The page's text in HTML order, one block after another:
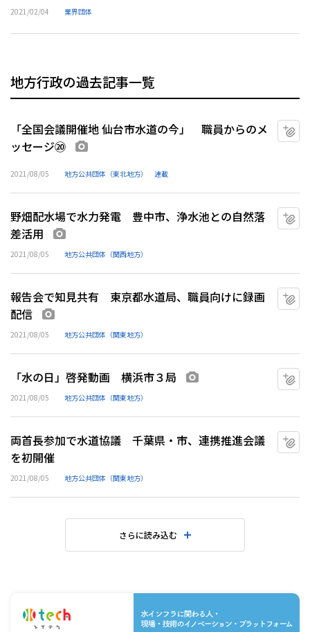
2021/02/04 業界団体
地方行政の過去記事一覧
「全国会議開催地 仙台市水道の今」 職員からのメ
ッセージ⑳
2021/08/05 地方公共団体（東北地方） 連載
野畑配水場で水力発電 豊中市、浄水池との自然落
差活用
2021/08/05 地方公共団体（関西地方）
報告会で知見共有 東京都水道局、職員向けに録画
配信
2021/08/05 地方公共団体（関東地方）
「水の日」啓発動画 横浜市３局
2021/08/05 地方公共団体（関東地方）
両首長参加で水道協議 千葉県・市、連携推進会議
を初開催
2021/08/05 地方公共団体（関東地方）
さらに読み込む